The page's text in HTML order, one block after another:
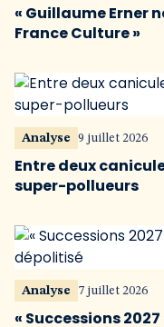
« Guillaume Erner
France Culture »
Analyse 9 juillet 2026
Entre deux
super-pollueurs
Analyse 7 juillet 2026
« Successions